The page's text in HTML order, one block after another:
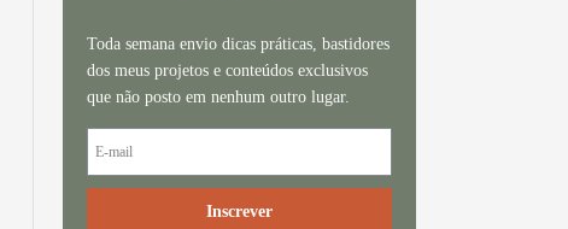
Toda semana envio dicas práticas, bastidores
dos meus projetos e conteúdos exclusivos
que não posto em nenhum outro lugar.
Inscrever